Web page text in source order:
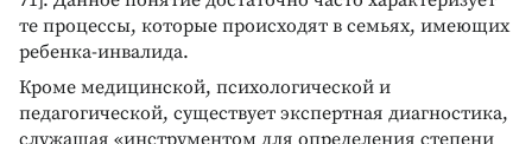
те процессы, которые происходят в семьях, имеющих
ребенка-инвалида.
Кроме медицинской, психологической и
педагогической, существует экспертная диагностика,
служащая «инструментом для определения степени